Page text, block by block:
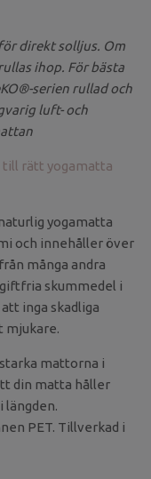
direkt solljus. Om
ihop. För bästa
serien rullad och
luft- och
till rätt yogamatta
yogamatta
och innehåller över
många andra
skummedel i
inga skadliga
mjukare.
mattorna i
din matta håller
längden.
PET. Tillverkad i